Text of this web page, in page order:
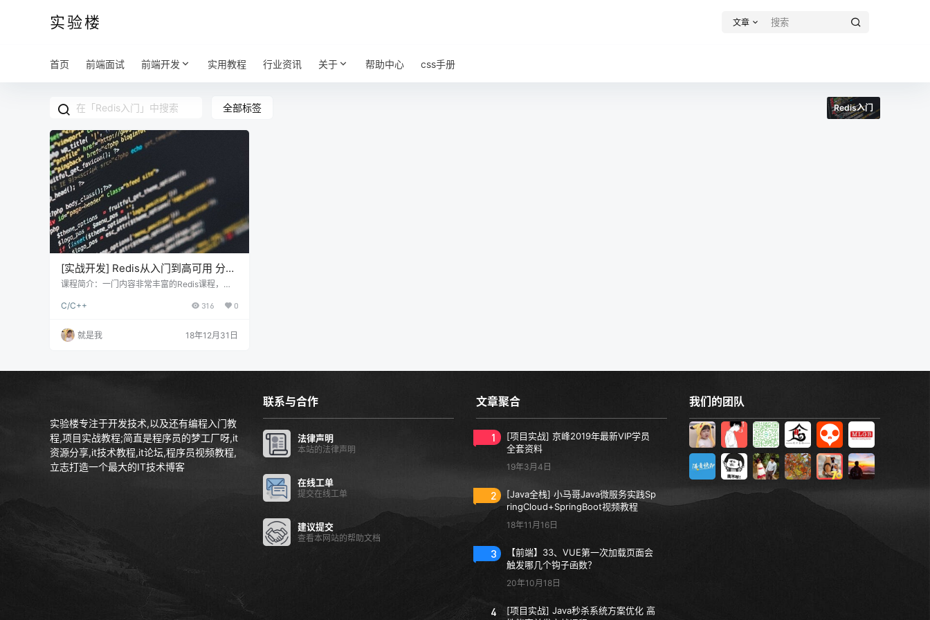
实验楼 文章
首页 前端面试 前端开发 实用教程 行业资讯 关于 帮助中心 css手册
全部标签 Redis入门
[实战开发] Redis从入门到高可用 分布
式实践视频教程
课程简介：一门内容非常丰富的Redis课程，基
范原作者为你深入讲解每个技术点。课程包含Re
示范、Redis使用规范，由浅入深讲解并伴有企
业中Redis开发的相关项目以及大规模Redis的实
Redis…
C/C++ 316 0
就是我 18年12月31日
实验楼专注于开发技术,以及还有编程入门教
程,项目实战教程;简直是程序员的梦工厂呀,it
资源分享,it技术教程,it论坛,程序员视频教程,
立志打造一个最大的IT技术博客
联系与合作
法律声明
本站的法律声明
在线工单
提交在线工单
建议提交
查看本网站的帮助文档
文章聚合
1
[项目实战] 京峰2019年最新VIP学员
全套资料
19年3月4日
2
[Java全栈] 小马哥Java微服务实践Sp
ringCloud+SpringBoot视频教程
18年11月16日
3
【前端】33、VUE第一次加载页面会
触发哪几个钩子函数？
20年10月18日
4
[项目实战] Java秒杀系统方案优化 高
我们的团队